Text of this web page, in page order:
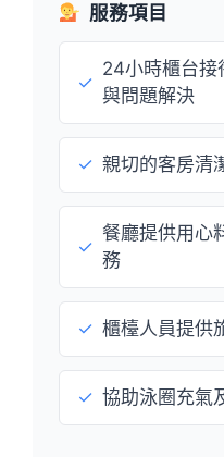
服務項目
✓
24小時櫃台接
與問題解決
✓ 親切的客房清
✓
餐廳提供用心
務
✓ 櫃檯人員提供
✓ 協助泳圈充氣